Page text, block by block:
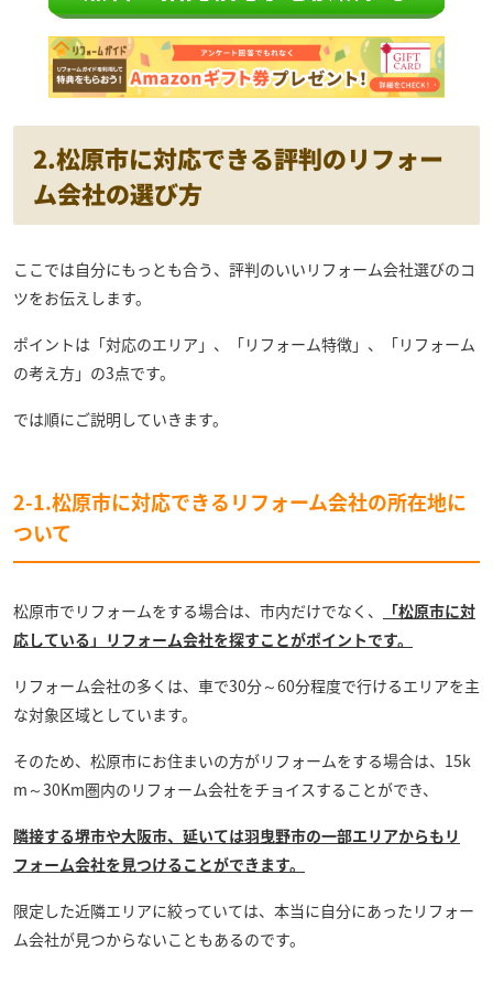
2.松原市に対応できる評判のリフォー
ム会社の選び方
ここでは自分にもっとも合う、評判のいいリフォーム会社選びのコ
ツをお伝えします。
ポイントは「対応のエリア」、「リフォーム特徴」、「リフォーム
の考え方」の3点です。
では順にご説明していきます。
2-1.松原市に対応できるリフォーム会社の所在地に
ついて
松原市でリフォームをする場合は、市内だけでなく、
「松原市に対
応している」リフォーム会社を探すことがポイントです。
リフォーム会社の多くは、車で30分～60分程度で行けるエリアを主
な対象区域としています。
そのため、松原市にお住まいの方がリフォームをする場合は、15k
m～30Km圏内のリフォーム会社をチョイスすることができ、
隣接する堺市や大阪市、延いては羽曳野市の一部エリアからもリ
フォーム会社を見つけることができます。
限定した近隣エリアに絞っていては、本当に自分にあったリフォー
ム会社が見つからないこともあるのです。